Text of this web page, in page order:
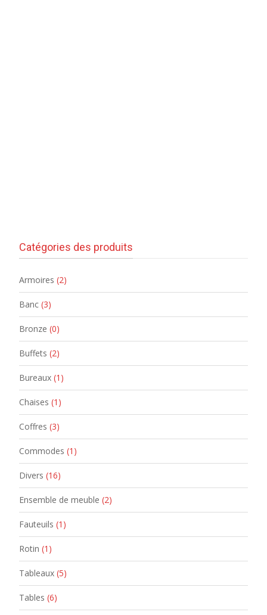
Catégories des produits
Armoires (2)
Banc (3)
Bronze (0)
Buffets (2)
Bureaux (1)
Chaises (1)
Coffres (3)
Commodes (1)
Divers (16)
Ensemble de meuble (2)
Fauteuils (1)
Rotin (1)
Tableaux (5)
Tables (6)